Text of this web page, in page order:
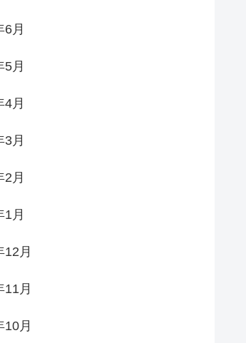
6月
5月
4月
3月
2月
1月
12月
11月
10月